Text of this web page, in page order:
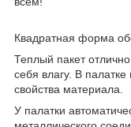
Квадратная форма
Теплый пакет
себя влагу. В
свойства материала.
У палатки